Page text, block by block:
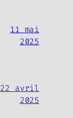
11 mai
2025
22 avril
2025